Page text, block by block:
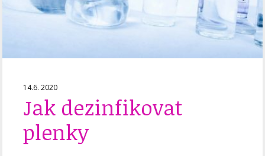
14.6. 2020
Jak dezinfikovat
plenky